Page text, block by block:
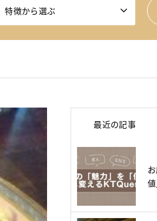
特徴から選ぶ
最近の記事